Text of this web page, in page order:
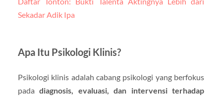
Sekadar Adik Ipa
Apa Itu Psikologi Klinis?
Psikologi klinis adalah cabang psikologi yang berfokus
padadiagnosis, evaluasi, dan intervensi terhadap